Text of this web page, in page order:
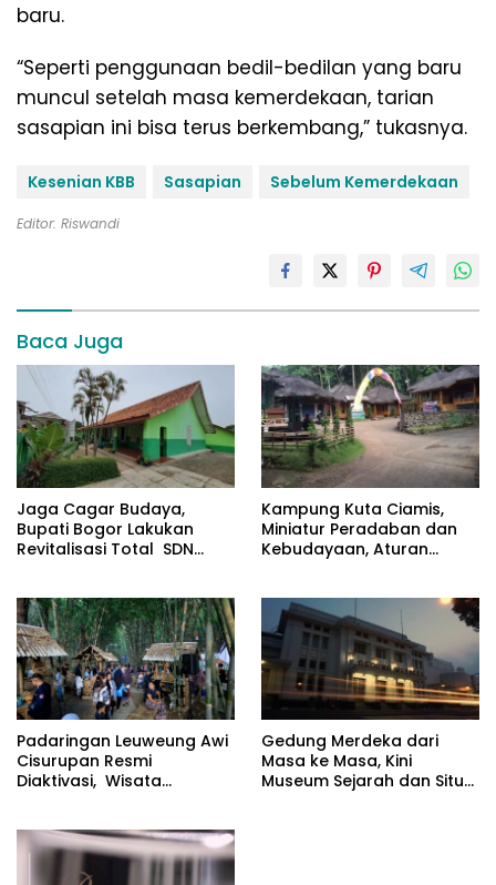
baru.
“Seperti penggunaan bedil-bedilan yang baru
muncul setelah masa kemerdekaan, tarian
sasapian ini bisa terus berkembang,” tukasnya.
Kesenian KBB Sasapian Sebelum Kemerdekaan
Editor: Riswandi
Baca Juga
Jaga Cagar Budaya,
Bupati Bogor Lakukan
Revitalisasi Total SDN
Kampung Kuta Ciamis,
Miniatur Peradaban dan
Kebudayaan, Aturan
Padaringan Leuweung Awi
Cisurupan Resmi
Diaktivasi, Wisata
Gedung Merdeka dari
Masa ke Masa, Kini
Museum Sejarah dan Situs